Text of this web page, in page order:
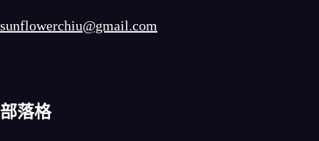
sunflowerchiu@gmail.com
部落格